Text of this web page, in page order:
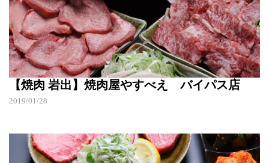
【焼肉 岩出】焼肉屋やすべえ バイパス店
2019/01/28